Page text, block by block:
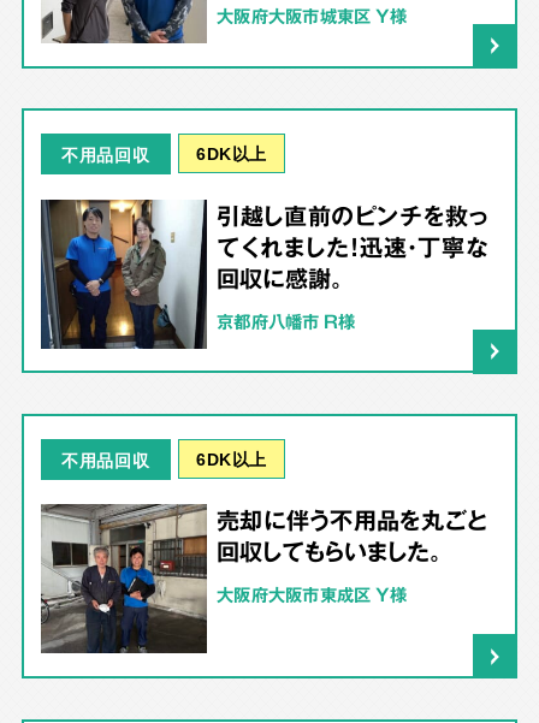
大阪府大阪市城東区 Y様
不用品回収 6DK以上
引越し直前のピンチを救っ
てくれました！迅速・丁寧な
回収に感謝。
京都府八幡市 R様
不用品回収 6DK以上
売却に伴う不用品を丸ごと
回収してもらいました。
大阪府大阪市東成区 Y様